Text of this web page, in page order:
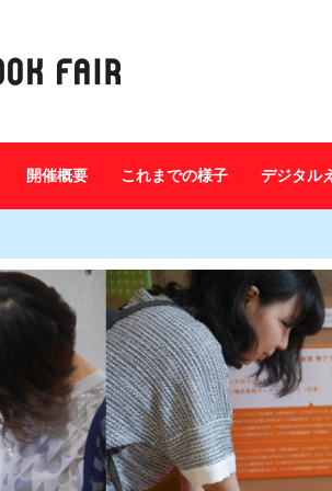
開催概要 これまでの様子 デジタル